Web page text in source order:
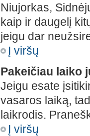
Niujorkas,
kaip ir daugelį
jeigu dar
Į viršų
Pakeičiau laiko
Jeigu esate
vasaros laiką,
laikrodis.
Į viršų